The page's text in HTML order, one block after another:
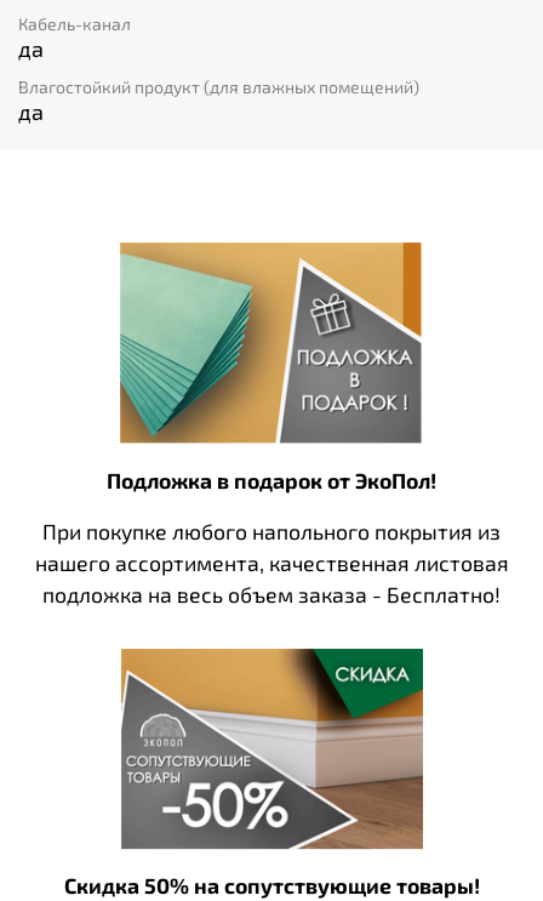
Кабель-канал
да
Влагостойкий продукт (для влажных помещений)
да
Подложка в подарок от ЭкоПол!
При покупке любого напольного покрытия из
нашего ассортимента, качественная листовая
подложка на весь объем заказа - Бесплатно!
Скидка 50% на сопутствующие товары!